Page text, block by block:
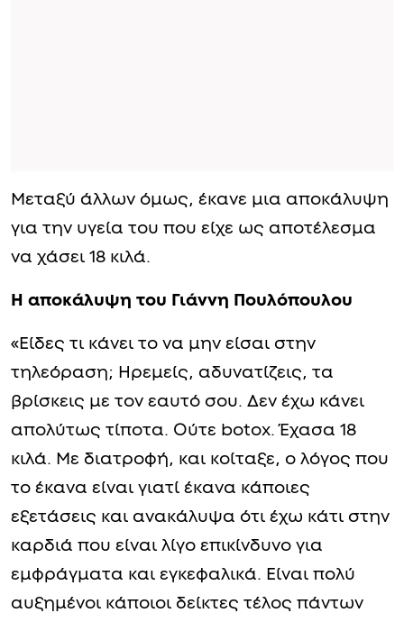
Μεταξύ άλλων όμως, έκανε μια αποκάλυψη
για την υγεία του που είχε ως αποτέλεσμα
να χάσει 18 κιλά.
Η αποκάλυψη του Γιάννη Πουλόπουλου
«Είδες τι κάνει το να μην είσαι στην
τηλεόραση; Ηρεμείς, αδυνατίζεις, τα
βρίσκεις με τον εαυτό σου. Δεν έχω κάνει
απολύτως τίποτα. Ούτε botox. Έχασα 18
κιλά. Με διατροφή, και κοίταξε, ο λόγος που
το έκανα είναι γιατί έκανα κάποιες
εξετάσεις και ανακάλυψα ότι έχω κάτι στην
καρδιά που είναι λίγο επικίνδυνο για
εμφράγματα και εγκεφαλικά. Είναι πολύ
αυξημένοι κάποιοι δείκτες τέλος πάντων